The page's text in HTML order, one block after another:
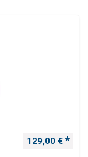
129,00 €